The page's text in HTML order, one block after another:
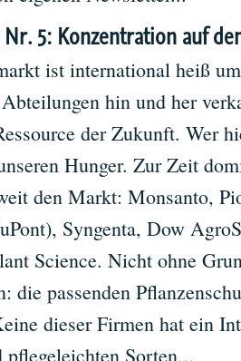
5: Konzentration auf
ist international heiß
hin und her
der Zukunft. Wer
Hunger. Zur Zeit
den Markt: Monsanto,
Syngenta, Dow
Science. Nicht ohne
die passenden
dieser Firmen hat ein
pflegeleichten Sorten...